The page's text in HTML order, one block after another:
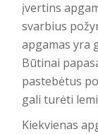
įvertins
svarbius
apgamas yra
Būtinai
pastebėtus
gali turėti
Kiekvienas